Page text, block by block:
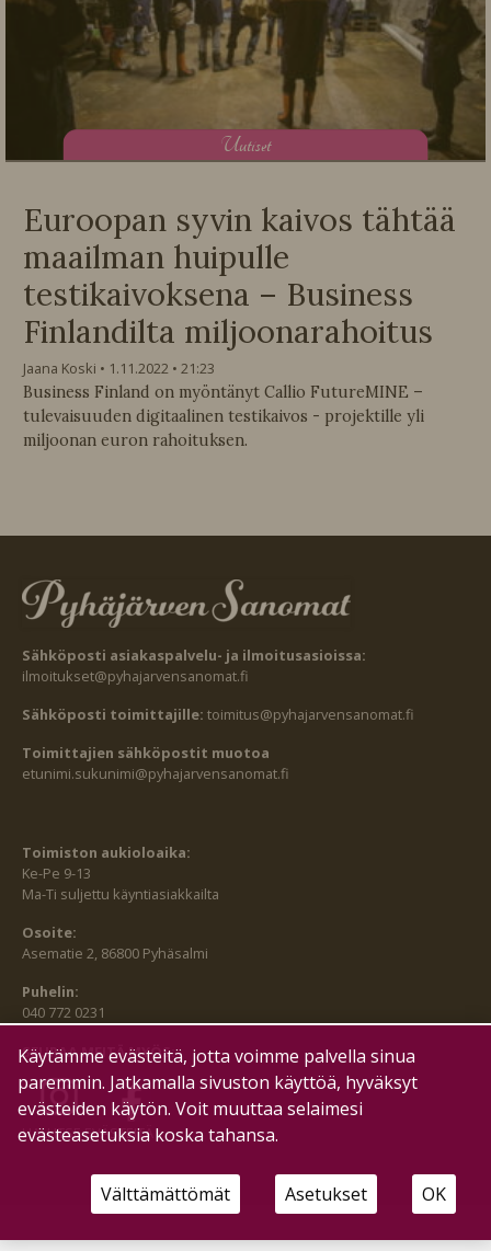
Uutiset
Euroopan syvin kaivos tähtää
maailman huipulle
testikaivoksena – Business
Finlandilta miljoonarahoitus
Jaana Koski 1.11.2022
21:23
Business Finland on myöntänyt Callio FutureMINE –
tulevaisuuden digitaalinen testikaivos - projektille yli
miljoonan euron rahoituksen.
Sähköposti asiakaspalvelu- ja ilmoitusasioissa:
ilmoitukset@pyhajarvensanomat.fi
Sähköposti toimittajille: toimitus@pyhajarvensanomat.fi
Toimittajien sähköpostit muotoa
etunimi.sukunimi@pyhajarvensanomat.fi
Toimiston aukioloaika:
Ke-Pe 9-13
Ma-Ti suljettu käyntiasiakkailta
Osoite:
Asematie 2, 86800 Pyhäsalmi
Puhelin:
040 772 0231
SEURAA MEITÄ MYÖS:
HALLITSE EVÄSTEITÄ
Käytämme evästeitä, jotta voimme palvella sinua
paremmin. Jatkamalla sivuston käyttöä, hyväksyt
evästeiden käytön. Voit muuttaa selaimesi
evästeasetuksia koska tahansa.
Välttämättömät Asetukset OK